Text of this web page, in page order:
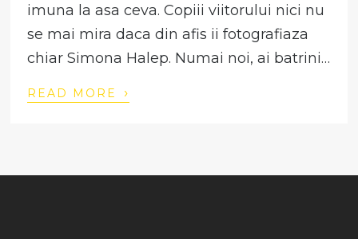
imuna la asa ceva. Copiii viitorului nici nu
se mai mira daca din afis ii fotografiaza
chiar Simona Halep. Numai noi, ai batrini…
READ MORE ›